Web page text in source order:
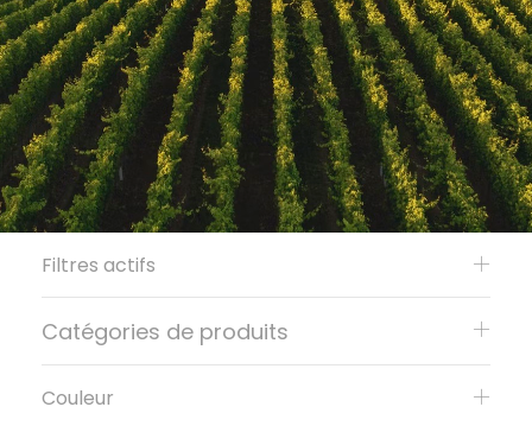
Filtres actifs
Catégories de produits
Couleur